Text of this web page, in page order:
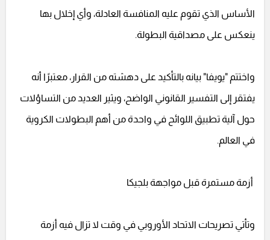
الأساس الذي تقوم عليه المنافسة العادلة، وأي إخلال بها
ينعكس على مصداقية البطولة.
واختتم "يويفا" بيانه بالتأكيد على دهشته من القرار، معتبرًا أنه
يفتقر إلى التفسير القانوني الواضح، ويثير العديد من التساؤلات
حول آلية تطبيق اللوائح في واحدة من أهم البطولات الكروية
في العالم.
أزمة مستمرة قبل مواجهة بلجيكا
وتأتي تصريحات الاتحاد الأوروبي في وقت لا تزال فيه أزمة